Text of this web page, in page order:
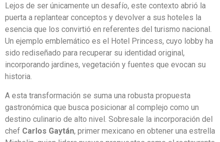
Lejos de ser únicamente un desafío, este contexto abrió la
puerta a replantear conceptos y devolver a sus hoteles la
esencia que los convirtió en referentes del turismo nacional.
Un ejemplo emblemático es el Hotel Princess, cuyo lobby ha
sido rediseñado para recuperar su identidad original,
incorporando jardines, vegetación y fuentes que evocan su
historia.
A esta transformación se suma una robusta propuesta
gastronómica que busca posicionar al complejo como un
destino culinario de alto nivel. Sobresale la incorporación del
chef Carlos Gaytán, primer mexicano en obtener una estrella